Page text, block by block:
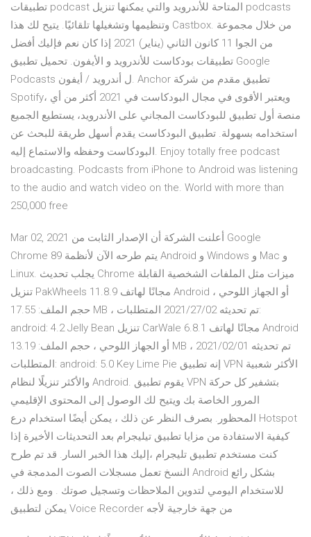
تطبيقات podcast المتاحة للأندرويد والتي يمكنها تنزيل podcasts
وتنظيمها وتشغيلها تلقائيًا. يتيح لك هذا Castbox. من خلال مجموعة
من الجوا 11 كانون الثاني (يناير) 2021 إذا كان نعم فإليك أفضل
تطبيقات بودكاست للأندرويد و الأيفون. تحميل تطبيق Google
Podcasts ل أندرويد / أيفون. Anchor تطبيق مقدم من شركة
Spotify، ويعتبر الأقوى في مجال البودكاست في 2021 أكثر من أي
منصة أول تطبيق للبودكاست المجاني على الأندرويد، يستطيع الجميع
استخدامه بسهولة. تطبيق البودكاست يقدم أسهل طريقة للبحث عن
البودكاست وحفظه والاستماع إليه. Enjoy totally free podcast
broadcasting. Podcasts from iPhone to Android was listening
to the audio and watch video on the. World with more than
250,000 free
Mar 02, 2021 أعلنت الشركة أن الإصدار الثابت من Google
Chrome 89 يتم طرحه الآن لأنظمة Android و Windows و Mac و
Linux. يجلب تحديث Chrome ميزات مثل الملفات الشخصية القابلة
تنزيل PakWheels 11.8.9 مجانًا لهاتف Android أو الجهاز اللوحي ،
حجم الملف: 17.55 MB ، تم تحديثه 2021/27/02 المتطلبات:
android: 4.2 Jelly Bean تنزيل CarWale 6.8.1 مجانًا لهاتف Android
أو الجهاز اللوحي ، حجم الملف: 13.19 MB ، تم تحديثه 2021/02/01
المتطلبات: android: 5.0 Key Lime Pie إنه تطبيق VPN الأكثر شعبية
والأكثر تنزيلًا لنظام Android. يقوم تطبيق VPN بتشفير كل حركة
المرور الخاصة بك ويتيح لك الوصول إلى المحتوى الإقليمي
المحظور. بصرف النظر عن ذلك ، يمكن أيضًا استخدام درع Hotspot
كيفية الاستفادة من مزايا تطبيق تيليجرام بعد التحديثات الأخيرة إذا
كنت مستخدم تطبيق تليجرام ،إليك هذا الخبر السار. قد تم طرح
النسخ تعمل مسجلات الصوت المدمجة في Android بشكل رائع
للاستخدام اليومي لتدوين الملاحظات وتسجيل صوتك . ومع ذلك ،
يمكن لتطبيق Voice Recorder من جهة خارجية لأجه